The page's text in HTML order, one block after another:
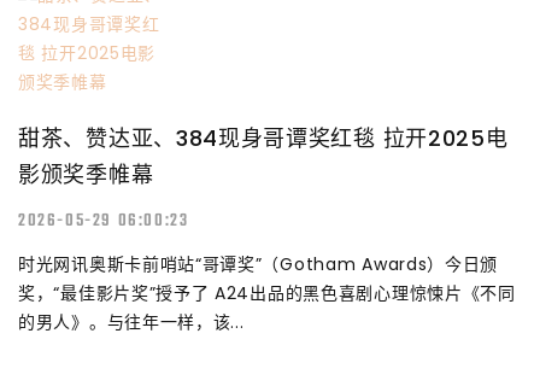
甜茶、赞达亚、384现身哥谭奖红毯 拉开2025电
影颁奖季帷幕
2026-05-29 06:00:23
时光网讯奥斯卡前哨站“哥谭奖”（Gotham Awards）今日颁
奖，“最佳影片奖”授予了 A24出品的黑色喜剧心理惊悚片《不同
的男人》。与往年一样，该...